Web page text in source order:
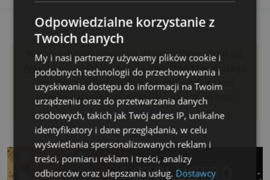
Nasze artykuły powstajądzięki informacjom od
Was!Nie jesteśmy w stanie być wszędzie, dlatego
liczymy na Wasze wsparcie. Jeśli widzisz coś
interesującego lub ważnego, napisz do nas!
lubartow24.pl/kontakt/
reklama
Odpowiedzialne korzystanie z
Twoich danych
My i nasi partnerzy używamy plików cookie i
podobnych technologii do przechowywania i
uzyskiwania dostępu do informacji na Twoim
urządzeniu oraz do przetwarzania danych
osobowych, takich jak Twój adres IP, unikalne
identyfikatory i dane przeglądania, w celu
wyświetlania spersonalizowanych reklam i
treści, pomiaru reklam i treści, analizy
odbiorców oraz ulepszania usług. Dostawcy